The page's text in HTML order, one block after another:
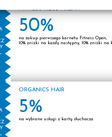
są już dostępne.
FITNESS KLUB ARENA
50%
na zakup pierwszego karnetu Fitness Open,
10% zniżki na każdy następny, 10% zniżki na
ORGANICS HAIR
5%
na wybrane usługi z kartą słuchacza